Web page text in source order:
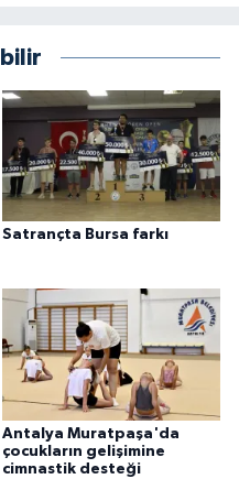
Satrançta Bursa farkı
Antalya Muratpaşa'da
çocukların gelişimine
cimnastik desteği